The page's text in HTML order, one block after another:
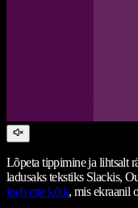
Lõpeta tippimine ja lihtsalt
ladusaks tekstiks Slackis,
loeb ette kõik, mis ekraanil